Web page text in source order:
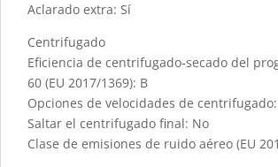
Aclarado extra: Sí
Centrifugado
Eficiencia de centrifugado-secado del
60 (EU 2017/1369): B
Opciones de velocidades de
Saltar el centrifugado final: No
Clase de emisiones de ruido aéreo (EU